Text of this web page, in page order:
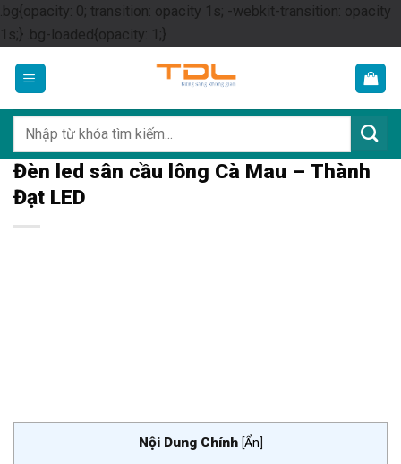
.bg{opacity: 0; transition: opacity 1s; -webkit-transition: opacity
1s;} .bg-loaded{opacity: 1;}Skip
content
kiếm:
Đèn led sân cầu lông Cà Mau – Thành
Đạt LED
Nội Dung Chính [Ẩn]